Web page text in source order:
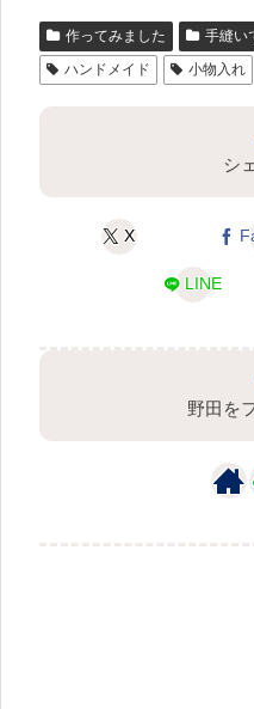
作ってみました 手縫い
ハンドメイド
小物入れ
シ
X
LINE
野田を